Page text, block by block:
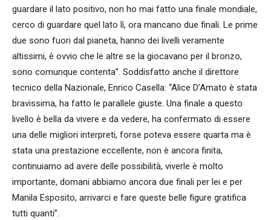
guardare il lato positivo, non ho mai fatto una finale mondiale,
cerco di guardare quel lato lì, ora mancano due finali. Le prime
due sono fuori dal pianeta, hanno dei livelli veramente
altissimi, è ovvio che le altre se la giocavano per il bronzo,
sono comunque contenta”. Soddisfatto anche il direttore
tecnico della Nazionale, Enrico Casella: “Alice D’Amato è stata
bravissima, ha fatto le parallele giuste. Una finale a questo
livello è bella da vivere e da vedere, ha confermato di essere
una delle migliori interpreti, forse poteva essere quarta ma è
stata una prestazione eccellente, non è ancora finita,
continuiamo ad avere delle possibilità, viverle è molto
importante, domani abbiamo ancora due finali per lei e per
Manila Esposito, arrivarci e fare queste belle figure gratifica
tutti quanti”.